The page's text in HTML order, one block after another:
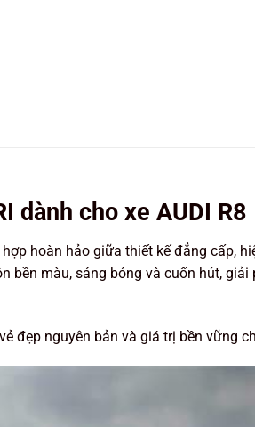
dành cho xe AUDI R8
hoàn hảo giữa thiết kế đẳng cấp,
màu, sáng bóng và cuốn hút,
đẹp nguyên bản và giá trị bền vững